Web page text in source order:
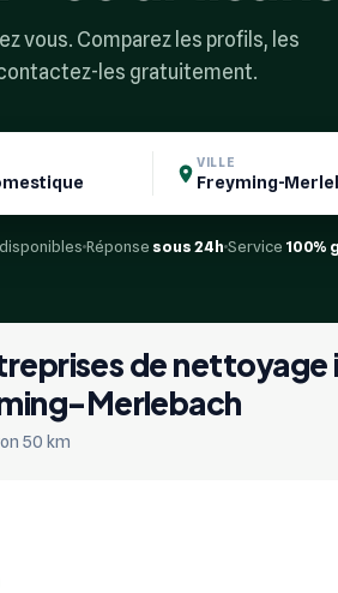
vous. Comparez les profils, les
les gratuitement.
VILLE
disponibles Réponse sous 24h Service 100%
de nettoyage
Merlebach
50 km